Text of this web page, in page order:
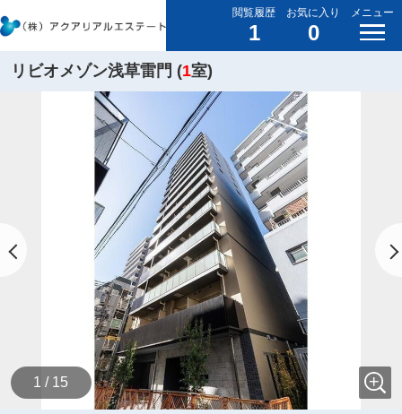
閲覧履歴
1
お気に入り
0
メニュー
リビオメゾン浅草雷門 (1室)
1 / 15